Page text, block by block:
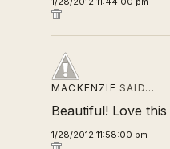
MACKENZIE SAID…
Beautiful! Love this
1/28/2012 11:58:00 pm